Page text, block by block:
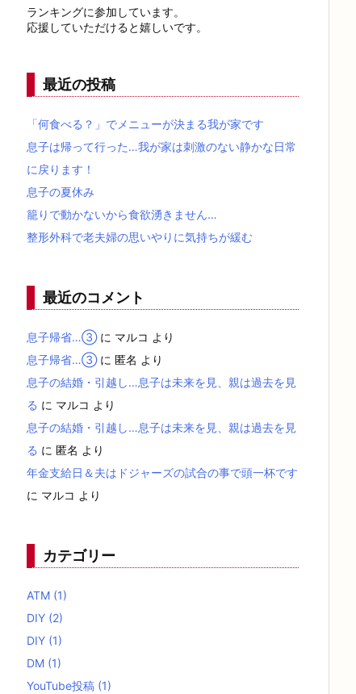
ランキングに参加しています。
応援していただけると嬉しいです。
最近の投稿
「何食べる？」でメニューが決まる我が家です
息子は帰って行った…我が家は刺激のない静かな日常
に戻ります！
息子の夏休み
籠りで動かないから食欲湧きません…
整形外科で老夫婦の思いやりに気持ちが緩む
最近のコメント
息子帰省…③に マルコ より
息子帰省…③に 匿名 より
息子の結婚・引越し…息子は未来を見、親は過去を見
る に マルコ より
息子の結婚・引越し…息子は未来を見、親は過去を見
る に 匿名 より
年金支給日＆夫はドジャーズの試合の事で頭一杯です
に マルコ より
カテゴリー
ATM (1)
DIY (2)
DIY (1)
DM (1)
YouTube投稿 (1)